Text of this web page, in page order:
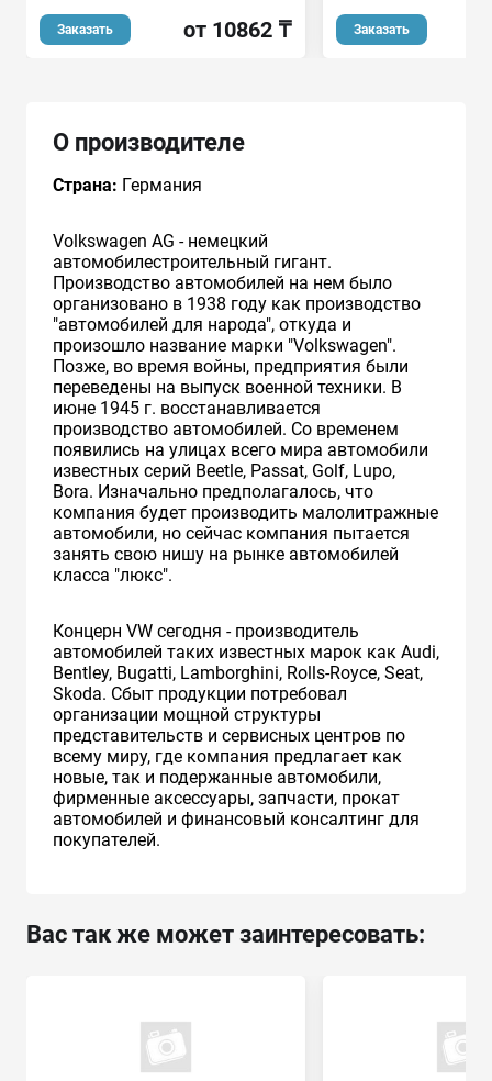
Заказать от 10862 ₸ Заказать
О производителе
Страна: Германия
Volkswagen AG - немецкий
автомобилестроительный гигант.
Производство автомобилей на нем было
организовано в 1938 году как производство
"автомобилей для народа", откуда и
произошло название марки "Volkswagen".
Позже, во время войны, предприятия были
переведены на выпуск военной техники. В
июне 1945 г. восстанавливается
производство автомобилей. Cо временем
появились на улицах всего мира автомобили
известных серий Beetle, Passat, Golf, Lupo,
Bora. Изначально предполагалось, что
компания будет производить малолитражные
автомобили, но сейчас компания пытается
занять свою нишу на рынке автомобилей
класса "люкс".
Концерн VW сегодня - производитель
автомобилей таких известных марок как Audi,
Bentley, Bugatti, Lamborghini, Rolls-Royce, Seat,
Skoda. Сбыт продукции потребовал
организации мощной структуры
представительств и сервисных центров по
всему миру, где компания предлагает как
новые, так и подержанные автомобили,
фирменные аксессуары, запчасти, прокат
автомобилей и финансовый консалтинг для
покупателей.
Вас так же может заинтересовать: